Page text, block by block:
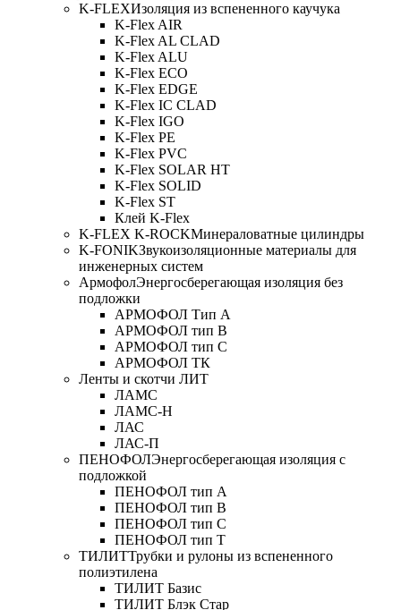
K-FLEXИзоляция из вспененного каучука
K-Flex AIR
K-Flex AL CLAD
K-Flex ALU
K-Flex ECO
K-Flex EDGE
K-Flex IC CLAD
K-Flex IGO
K-Flex PE
K-Flex PVC
K-Flex SOLAR HT
K-Flex SOLID
K-Flex ST
Клей K-Flex
K-FLEX K-ROCKМинераловатные цилиндры
K-FONIKЗвукоизоляционные материалы для
инженерных систем
АрмофолЭнергосберегающая изоляция без
подложки
АРМОФОЛ Тип А
АРМОФОЛ тип В
АРМОФОЛ тип C
АРМОФОЛ ТК
Ленты и скотчи ЛИТ
ЛАМС
ЛАМС-Н
ЛАС
ЛАС-П
ПЕНОФОЛЭнергосберегающая изоляция с
подложкой
ПЕНОФОЛ тип А
ПЕНОФОЛ тип B
ПЕНОФОЛ тип C
ПЕНОФОЛ тип T
ТИЛИТТрубки и рулоны из вспененного
полиэтилена
ТИЛИТ Базис
ТИЛИТ Блэк Стар